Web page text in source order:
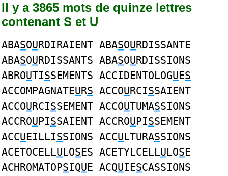
Il y a 3865 mots de quinze lettres
contenant S et U
ABASOURDIRAIENT ABASOURDISSANTE
ABASOURDISSANTS ABASOURDISSIONS
ABROUTISSEMENTS ACCIDENTOLOGUES
ACCOMPAGNATEURS ACCOURCISSAIENT
ACCOURCISSEMENT ACCOUTUMASSIONS
ACCROUPISSAIENT ACCROUPISSEMENT
ACCUEILLISSIONS ACCULTURASSIONS
ACETOCELLULOSES ACETYLCELLULOSE
ACHROMATOPSIQUE ACQUIESCASSIONS